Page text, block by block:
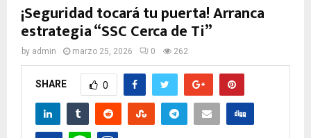
¡Seguridad tocará tu puerta! Arranca
estrategia “SSC Cerca de Ti”
by admin marzo 25, 2026 0 262
SHARE 0